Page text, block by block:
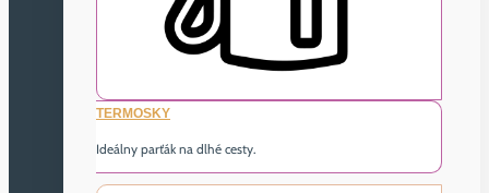
TERMOSKY
Ideálny parťák na dlhé cesty.